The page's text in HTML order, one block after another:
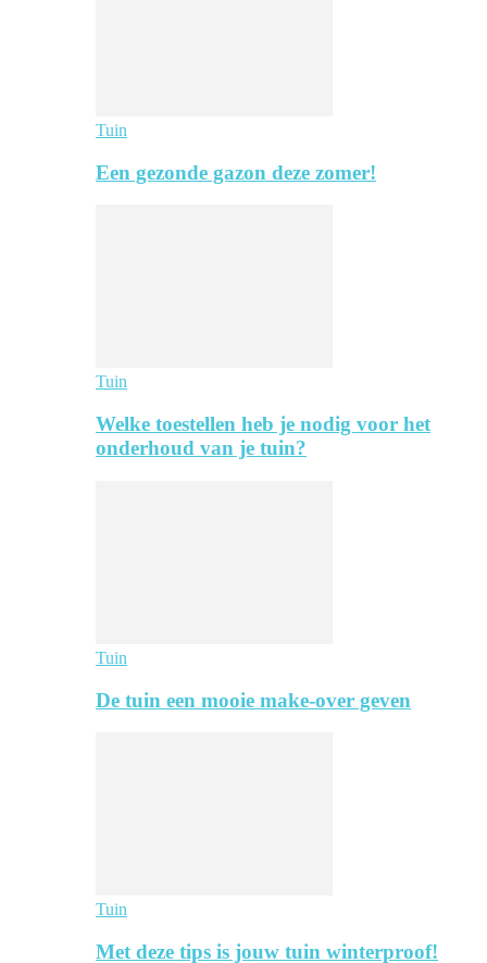
Tuin
Een gezonde gazon deze zomer!
Tuin
Welke toestellen heb je nodig voor het
onderhoud van je tuin?
Tuin
De tuin een mooie make-over geven
Tuin
Met deze tips is jouw tuin winterproof!